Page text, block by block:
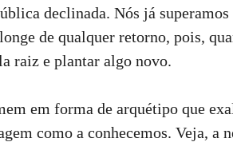
declinada. Nós já
de qualquer retorno, pois,
raiz e plantar algo novo.
em forma de arquétipo que
como a conhecemos. Veja, a